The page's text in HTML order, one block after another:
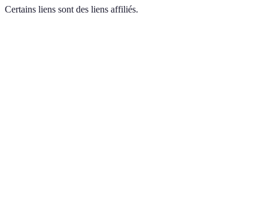
Certains liens sont des liens affiliés.